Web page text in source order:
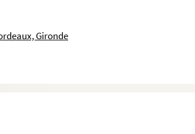
Gironde
Jeanne Lafon
à la Maison Cordier (copie)
1886 ».
d'honneur sur proposition du 9 juillet 1921